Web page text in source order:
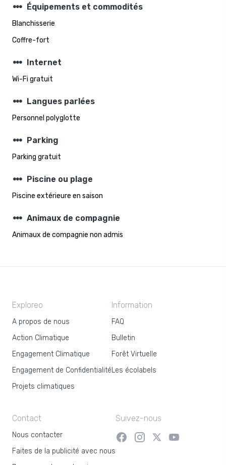
steppers Équipements et commodités
Blanchisserie
Coffre-fort
steppers Internet
Wi-Fi gratuit
steppers Langues parlées
Personnel polyglotte
steppers Parking
Parking gratuit
steppers Piscine ou plage
Piscine extérieure en saison
steppers Animaux de compagnie
Animaux de compagnie non admis
Exploreo
A propos de nous
Action Climatique
Engagement Climatique
Engagement de Confidentialité
Projets climatiques
Information
FAQ
Bulletin
Forêt Virtuelle
Les écolabels
Contact
Nous contacter
Faites de la publicité avec nous
Suivez-nous